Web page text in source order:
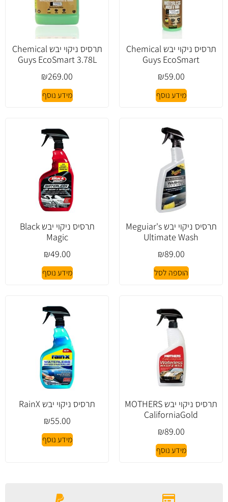
תרסיס ניקוי יבש Chemical
Guys EcoSmart
₪59.00
מידע נוסף
תרסיס ניקוי יבש Chemical
Guys EcoSmart 3.78L
₪269.00
מידע נוסף
תרסיס ניקוי יבש Meguiar's
Ultimate Wash
₪89.00
הוספה לסל
תרסיס ניקוי יבש Black
Magic
₪49.00
מידע נוסף
תרסיס ניקוי יבש MOTHERS
CaliforniaGold
₪89.00
מידע נוסף
תרסיס ניקוי יבש RainX
₪55.00
מידע נוסף